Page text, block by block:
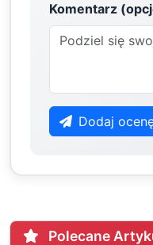
Komentarz
Dodaj
Polecane